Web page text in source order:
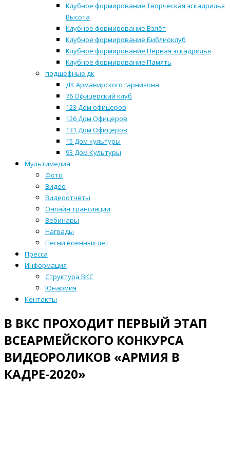
Клубное формирование Творческая эскадрилья
Высота
Клубное формирование Взлёт
Клубное формирование Библиоклуб
Клубное формирование Первая эскадрилья
Клубное формирование Память
подшефные дк
ДК Армавирского гарнизона
76 Офицерский клуб
123 Дом офицеров
126 Дом Офицеров
131 Дом Офицеров
15 Дом культуры
93 Дом Культуры
Мультимедиа
Фото
Видео
Видеоотчеты
Онлайн трансляции
Вебинары
Награды
Песни военных лет
Пресса
Информация
Структура ВКС
Юнармия
Контакты
В ВКС ПРОХОДИТ ПЕРВЫЙ ЭТАП
ВСЕАРМЕЙСКОГО КОНКУРСА
ВИДЕОРОЛИКОВ «АРМИЯ В
КАДРЕ-2020»